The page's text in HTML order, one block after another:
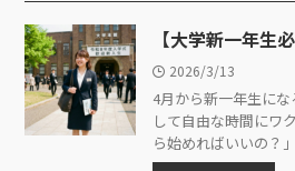
【大学新一年生
2026/3/13
4月から新一年生に
して自由な時間にワ
ら始めればいいの？